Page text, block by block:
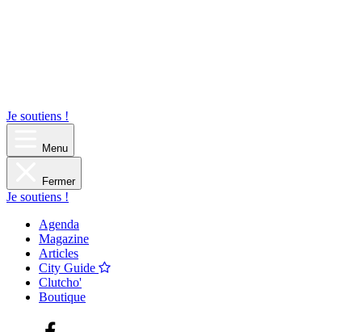
Je soutiens !
Menu
Fermer
Je soutiens !
Agenda
Magazine
Articles
City Guide
Clutcho'
Boutique